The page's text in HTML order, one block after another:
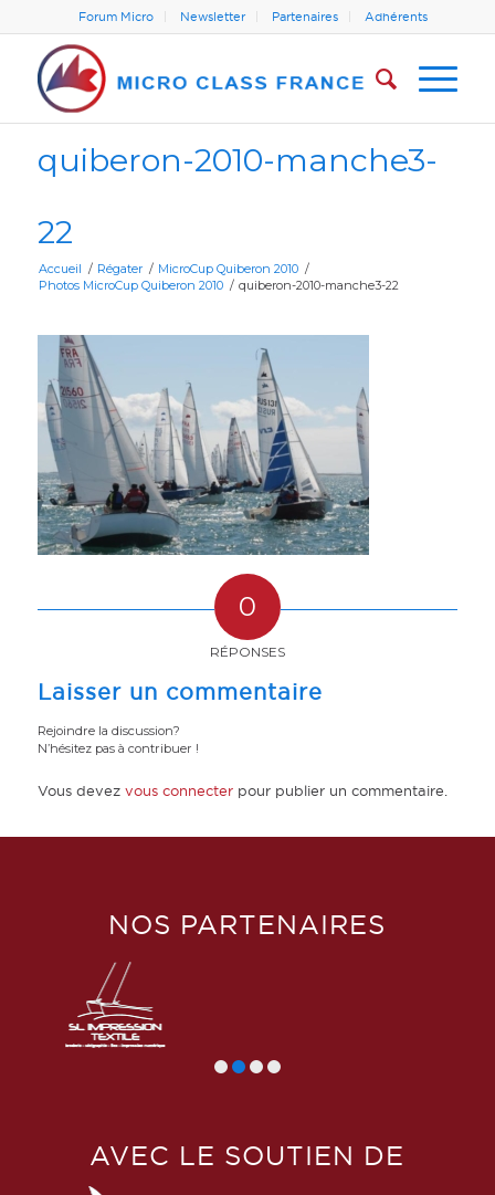
Forum Micro Newsletter Partenaires Adhérents
quiberon-2010-manche3-
22
Accueil / Régater / MicroCup Quiberon 2010 /
Photos MicroCup Quiberon 2010 / quiberon-2010-manche3-22
0
RÉPONSES
Laisser un commentaire
Rejoindre la discussion?
N’hésitez pas à contribuer !
Vous devez vous connecterpour publier un commentaire.
NOS PARTENAIRES
AVEC LE SOUTIEN DE